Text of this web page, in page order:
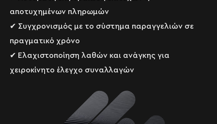
αποτυχημένων πληρωμών
✔ Συγχρονισμός με το σύστημα παραγγελιών σε
πραγματικό χρόνο
✔ Ελαχιστοποίηση λαθών και ανάγκης για
χειροκίνητο έλεγχο συναλλαγών